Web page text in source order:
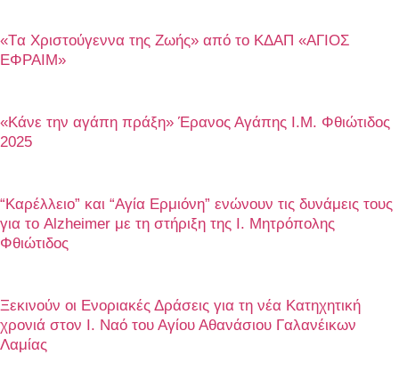
«Tα Χριστούγεννα της Ζωής» από το ΚΔΑΠ «ΑΓΙΟΣ
ΕΦΡΑΙΜ»
«Κάνε την αγάπη πράξη» Έρανος Αγάπης Ι.Μ. Φθιώτιδος
2025
“Καρέλλειο” και “Αγία Ερμιόνη” ενώνουν τις δυνάμεις τους
για το Alzheimer με τη στήριξη της Ι. Μητρόπολης
Φθιώτιδος
Ξεκινούν οι Ενοριακές Δράσεις για τη νέα Κατηχητική
χρονιά στον Ι. Ναό του Αγίου Αθανάσιου Γαλανέικων
Λαμίας